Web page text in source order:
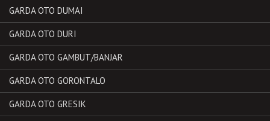
GARDA OTO DUMAI
GARDA OTO DURI
GARDA OTO GAMBUT/BANJAR
GARDA OTO GORONTALO
GARDA OTO GRESIK